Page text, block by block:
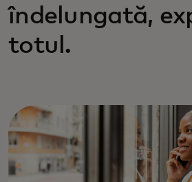
îndelungată,
totul.